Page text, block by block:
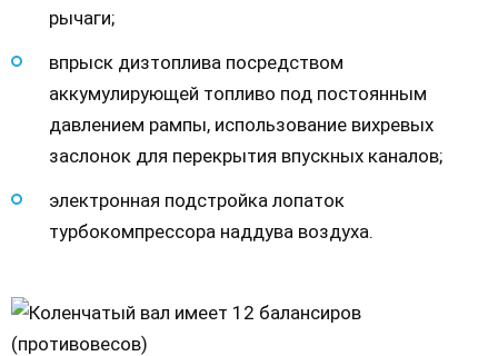
рычаги;
впрыск дизтоплива посредством
аккумулирующей топливо под постоянным
давлением рампы, использование вихревых
заслонок для перекрытия впускных каналов;
электронная подстройка лопаток
турбокомпрессора наддува воздуха.